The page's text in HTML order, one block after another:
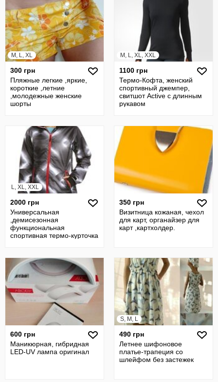
M, L, XL
300 грн
Пляжные легкие ,яркие,
короткие ,летние
,молодежные женские
шорты
M, L, XL, XXL
1100 грн
Термо-Кофта, женский
спортивный джемпер,
свитшот Active с длинным
рукавом
L, XL, XXL
2000 грн
Универсальная
,демисезонная
функциональная
спортивная термо-курточка
350 грн
Визитница кожаная, чехол
для карт, органайзер для
карт ,картхолдер.
600 грн
Маникюрная, гибридная
LED-UV лампа оригинал
S, M, L
490 грн
Летнее шифоновое
платье-трапеция со
шлейфом без застежек